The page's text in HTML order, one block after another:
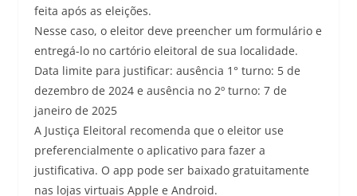
feita após as eleições.
Nesse caso, o eleitor deve preencher um formulário e
entregá-lo no cartório eleitoral de sua localidade.
Data limite para justificar: ausência 1° turno: 5 de
dezembro de 2024 e ausência no 2º turno: 7 de
janeiro de 2025
A Justiça Eleitoral recomenda que o eleitor use
preferencialmente o aplicativo para fazer a
justificativa. O app pode ser baixado gratuitamente
nas lojas virtuais Apple e Android.